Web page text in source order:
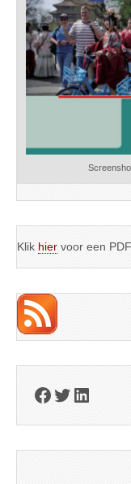
Klik hier voor een
Facebook
Twitter